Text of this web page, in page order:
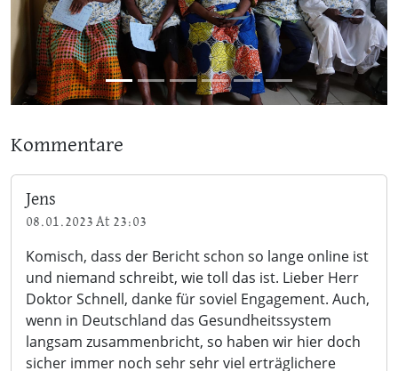
Kommentare
Jens
08.01.2023 At 23:03
Komisch, dass der Bericht schon so lange online ist
und niemand schreibt, wie toll das ist. Lieber Herr
Doktor Schnell, danke für soviel Engagement. Auch,
wenn in Deutschland das Gesundheitssystem
langsam zusammenbricht, so haben wir hier doch
sicher immer noch sehr sehr viel erträglichere